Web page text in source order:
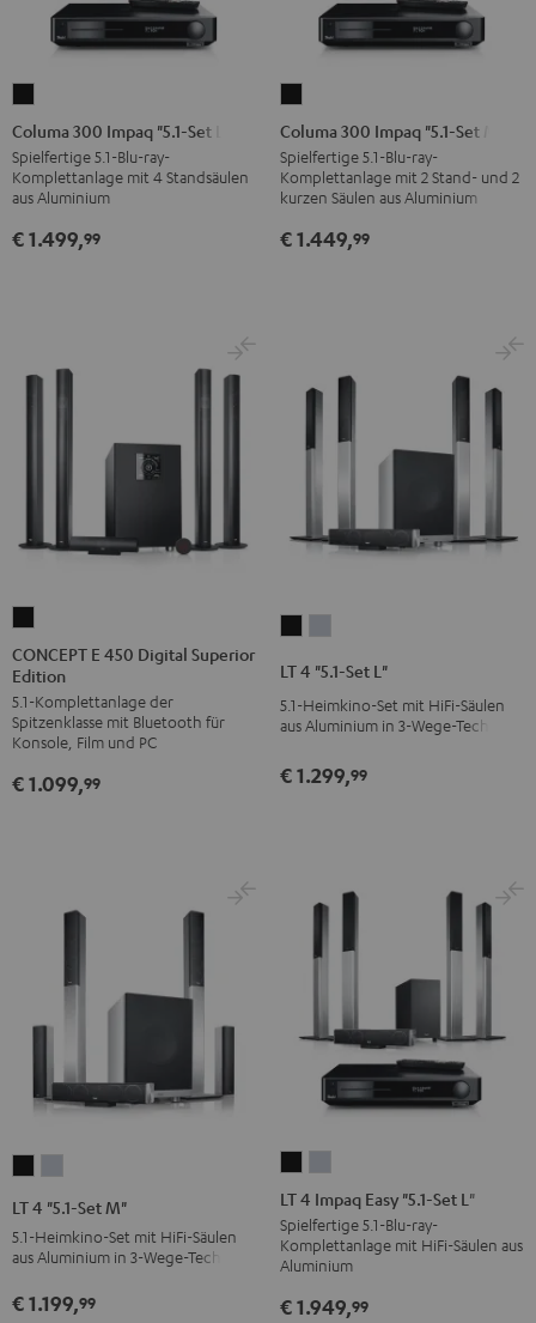
300
Impaq
"5.1-
Set
L"
Columa 300 Impaq "5.1-Set L"
Spielfertige 5.1-Blu-ray-
Komplettanlage mit 4 Standsäulen
aus Aluminium
€ 1.499,99
300
Impaq
"5.1-
Set
M"
Columa 300 Impaq "5.1-Set M"
Spielfertige 5.1-Blu-ray-
Komplettanlage mit 2 Stand- und 2
kurzen Säulen aus Aluminium
€ 1.449,99
E
450
Digital
Superior
Schwarz
CONCEPT E 450 Digital Superior
Edition
5.1-Komplettanlage der
Spitzenklasse mit Bluetooth für
Konsole, Film und PC
€ 1.099,99
"5.1-
Set
Schwarz
"5.1-
Set
Silber
LT 4 "5.1-Set L"
5.1-Heimkino-Set mit HiFi-Säulen
aus Aluminium in 3-Wege-Technik
€ 1.299,99
Set
Schwarz
Set
Silber
LT 4 "5.1-Set M"
5.1-Heimkino-Set mit HiFi-Säulen
aus Aluminium in 3-Wege-Technik
€ 1.199,99
4
Impaq
Easy
"5.1-
Set
Impaq
Easy
"5.1-
Set
LT 4 Impaq Easy "5.1-Set L"
Spielfertige 5.1-Blu-ray-
Komplettanlage mit HiFi-Säulen aus
Aluminium
€ 1.949,99